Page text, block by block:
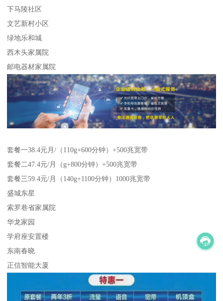
下马陵社区
文艺新村小区
绿地乐和城
西木头家属院
邮电器材家属院
套餐一38.4元月/（110g+600分钟）+500兆宽带
套餐二47.4元/月（g+800分钟）+500兆宽带
套餐三59.4元/月（140g+1100分钟）1000兆宽带
盛城东星
索罗巷省家属院
华龙家园
学府座安置楼
东南春晓
正信智能大厦